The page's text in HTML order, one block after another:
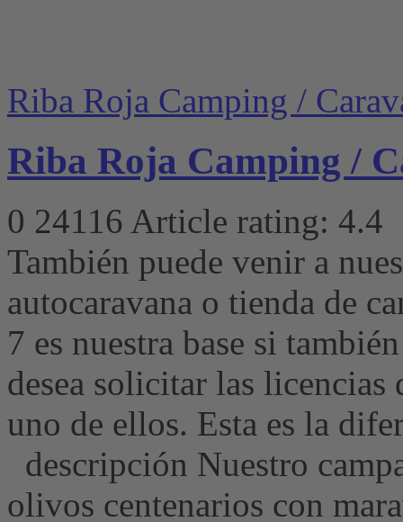
Riba Roja Camping /
Riba Roja Camping /
0 24116 Article rating: 4.4
También puede venir a
autocaravana o tienda de
7 es nuestra base si
desea solicitar las licencias
uno de ellos. Esta es la
descripción Nuestro
olivos centenarios con